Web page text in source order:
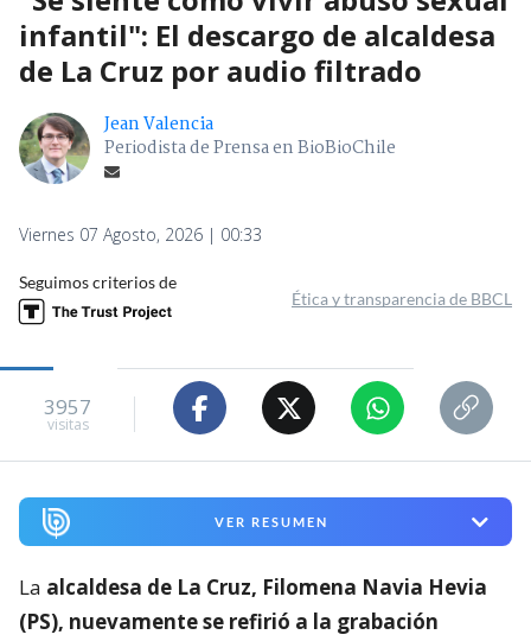
infantil": El descargo de alcaldesa
de La Cruz por audio filtrado
Jean Valencia
Periodista de Prensa en BioBioChile
Viernes 07 Agosto, 2026 | 00:33
Seguimos criterios de
Ética y transparencia de BBCL
3957
visitas
VER RESUMEN
La alcaldesa de La Cruz, Filomena Navia Hevia
(PS), nuevamente se refirió a la grabación